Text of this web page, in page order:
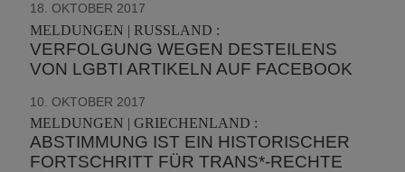
18. OKTOBER 2017
MELDUNGEN | RUSSLAND :
VERFOLGUNG WEGEN DESTEILENS
VON LGBTI ARTIKELN AUF FACEBOOK
10. OKTOBER 2017
MELDUNGEN | GRIECHENLAND :
ABSTIMMUNG IST EIN HISTORISCHER
FORTSCHRITT FÜR TRANS*-RECHTE